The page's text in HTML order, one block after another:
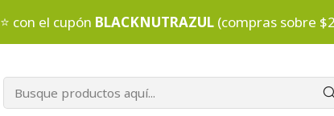
⭐ con el cupón BLACKNUTRAZUL (compras sobre
Inicio Packs Individuales Vitalidad y Rendimiento
Vitalidad